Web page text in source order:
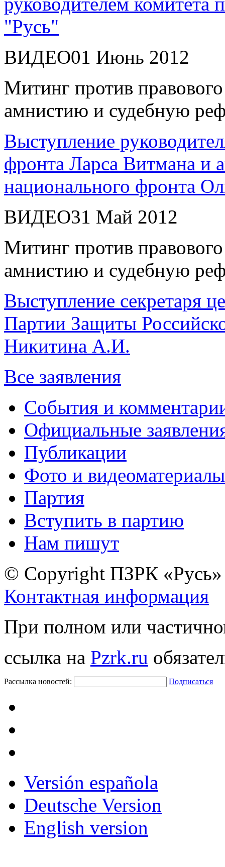
"Русь"
ВИДЕО01 Июнь 2012
Митинг против
амнистию и судебную
Выступление
фронта Ларса Витмана и
национального фронта
ВИДЕО31 Май 2012
Митинг против
амнистию и судебную
Выступление секретаря
Партии Защиты
Никитина А.И.
Все заявления
События и
Официальные
Публикации
Фото и видеоматериалы
Партия
Вступить в партию
Нам пишут
© Copyright ПЗРК «Русь»
Контактная информация
При полном или
ссылка на Pzrk.ru
Рассылка новостей: Подписаться
Versión española
Deutsche Version
English version